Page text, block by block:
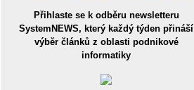
Přihlaste se k odběru newsletteru
SystemNEWS, který každý týden přináší
výběr článků z oblasti podnikové
informatiky